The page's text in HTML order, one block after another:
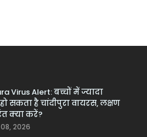
Virus Alert: बच्चों में ज्यादा
सकता है चांदीपुरा वायरस, लक्षण
क्या करें?
2026